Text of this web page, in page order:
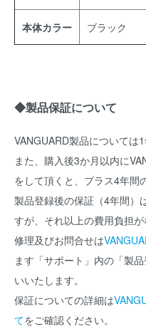
本体カラー ブラック
◆製品保証について
VANGUARD製品については
また、購入後3か月以内に
をして頂くと、プラス4年間
製品登録後の保証（4年間）
すが、それ以上の費用負担が
修理及びお問合せは
ます「サポート」内の「製
いいたします。
保証についての詳細は
てをご確認ください。